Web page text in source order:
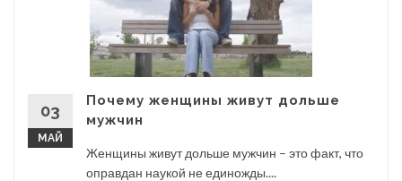
03
МАЙ
Почему женщины живут дольше
мужчин
Женщины живут дольше мужчин – это факт, что
оправдан наукой не единожды....